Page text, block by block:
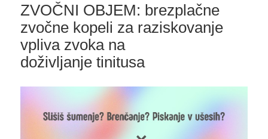
ZVOČNI OBJEM: brezplačne
zvočne kopeli za raziskovanje
vpliva zvoka na
doživljanje tinitusa